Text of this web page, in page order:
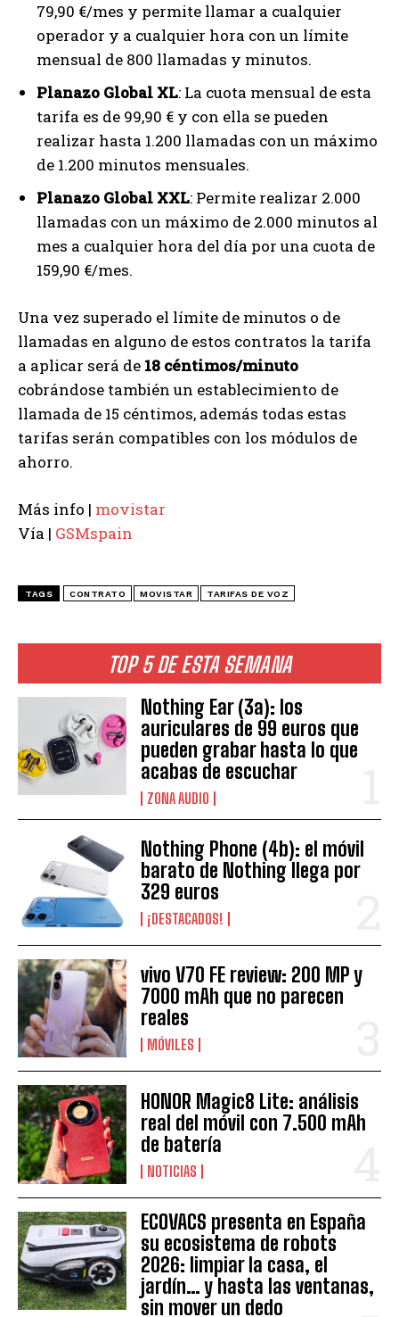
TOP 5 DE ESTA SEMANA
Nothing Ear (3a): los
auriculares de 99 euros que
pueden grabar hasta lo que
acabas de escuchar
ZONA AUDIO
Nothing Phone (4b): el móvil
barato de Nothing llega por
329 euros
¡DESTACADOS!
vivo V70 FE review: 200 MP y
7000 mAh que no parecen
reales
MÓVILES
HONOR Magic8 Lite: análisis
real del móvil con 7.500 mAh
de batería
NOTICIAS
ECOVACS presenta en España
su ecosistema de robots
2026: limpiar la casa, el
jardín… y hasta las ventanas,
sin mover un dedo
79,90 €/mes y permite llamar a cualquier
operador y a cualquier hora con un límite
mensual de 800 llamadas y minutos.
Planazo Global XL: La cuota mensual de esta
tarifa es de 99,90 € y con ella se pueden
realizar hasta 1.200 llamadas con un máximo
de 1.200 minutos mensuales.
Planazo Global XXL: Permite realizar 2.000
llamadas con un máximo de 2.000 minutos al
mes a cualquier hora del día por una cuota de
159,90 €/mes.
Una vez superado el límite de minutos o de
llamadas en alguno de estos contratos la tarifa
a aplicar será de 18 céntimos/minuto
cobrándose también un establecimiento de
llamada de 15 céntimos, además todas estas
tarifas serán compatibles con los módulos de
ahorro.
Más info | movistar
Vía | GSMspain
TAGS CONTRATO MOVISTAR TARIFAS DE VOZ